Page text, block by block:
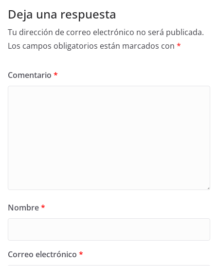
Deja una respuesta
Tu dirección de correo electrónico no será publicada.
Los campos obligatorios están marcados con *
Comentario *
Nombre*
Correo electrónico *